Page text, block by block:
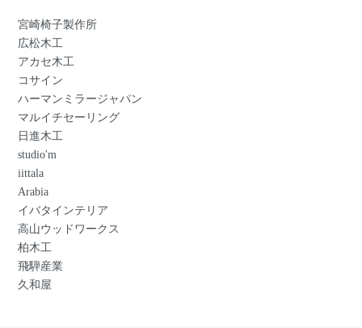
宮崎椅子製作所
広松木工
アカセ木工
コサイン
ハーマンミラージャパン
マルイチセーリング
日進木工
studio'm
iittala
Arabia
イバタインテリア
高山ウッドワークス
柏木工
飛騨産業
久和屋